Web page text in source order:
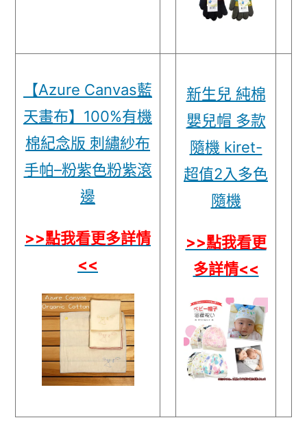
【Azure Canvas藍
天畫布】100%有機
棉紀念版 刺繡紗布
手帕–粉紫色粉紫滾
邊
>>點我看更多詳情
<<
新生兒 純棉
嬰兒帽 多款
隨機 kiret-
超值2入多色
隨機
>>點我看更
多詳情<<